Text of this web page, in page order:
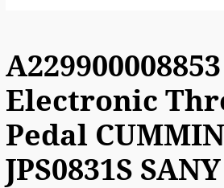
A229900008853
Electronic
Pedal
JPS0831S